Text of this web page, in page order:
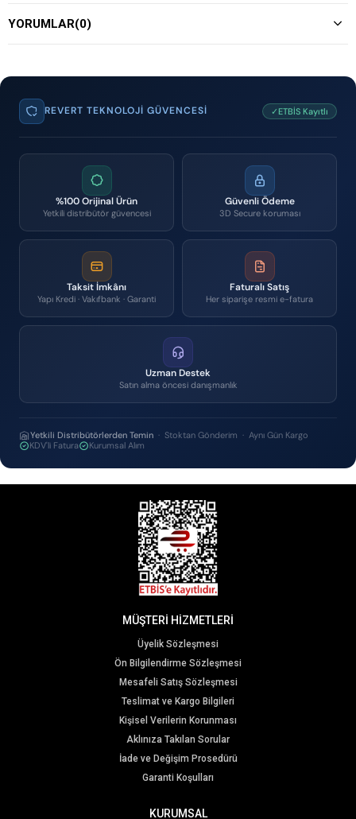
YORUMLAR(0)
REVERT TEKNOLOJI GÜVENCESI ✓ETBİS Kayıtlı
%100 Orijinal Ürün
Yetkili distribütör güvencesi
Güvenli Ödeme
3D Secure koruması
Taksit İmkânı
Yapı Kredi · Vakıfbank · Garanti
Faturalı Satış
Her siparişe resmi e-fatura
Uzman Destek
Satın alma öncesi danışmanlık
Yetkili Distribütörlerden Temin · Stoktan Gönderim · Aynı Gün Kargo
KDV'li Fatura
Kurumsal Alım
MÜŞTERİ HİZMETLERİ
Üyelik Sözleşmesi
Ön Bilgilendirme Sözleşmesi
Mesafeli Satış Sözleşmesi
Teslimat ve Kargo Bilgileri
Kişisel Verilerin Korunması
Aklınıza Takılan Sorular
İade ve Değişim Prosedürü
Garanti Koşulları
KURUMSAL